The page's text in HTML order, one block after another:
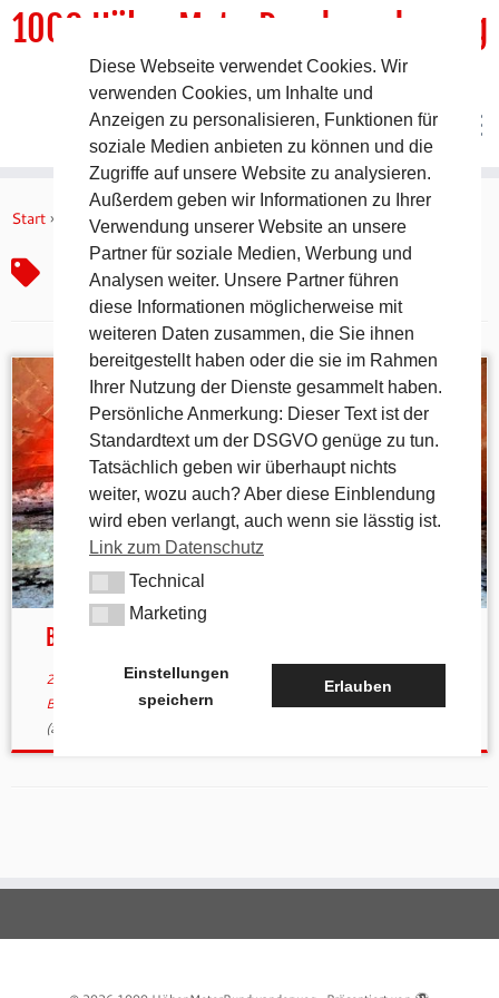
Inhalt
1000 HöhenMeterRundwanderweg
DER Rundwanderweg um Pommelsbrunn
Start » Zwiebelkuchen
Zwiebelkuchen
Backofenfest in Arzlohe
22. September 2019inAktuelles verschlagwortet Arzlohe
Backofenfest 2019/Brotkuchen Zwiebelkuchenvontk
(aktualisiert am
Diese Webseite verwendet Cookies. Wir
verwenden Cookies, um Inhalte und
Anzeigen zu personalisieren, Funktionen für
soziale Medien anbieten zu können und die
Zugriffe auf unsere Website zu analysieren.
Außerdem geben wir Informationen zu Ihrer
Verwendung unserer Website an unsere
Partner für soziale Medien, Werbung und
Analysen weiter. Unsere Partner führen
diese Informationen möglicherweise mit
weiteren Daten zusammen, die Sie ihnen
bereitgestellt haben oder die sie im Rahmen
Ihrer Nutzung der Dienste gesammelt haben.
Persönliche Anmerkung: Dieser Text ist der
Standardtext um der DSGVO genüge zu tun.
Tatsächlich geben wir überhaupt nichts
weiter, wozu auch? Aber diese Einblendung
wird eben verlangt, auch wenn sie lässtig ist.
Link zum Datenschutz
TechnicalTechnical
MarketingMarketing
Einstellungen
speichern
Erlauben